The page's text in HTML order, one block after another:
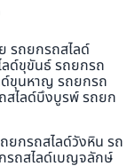
รถยกรถสไลด์
ด์ขุขันธ์ รถยกรถ
ด์ขุนหาญ รถยกรถ
สไลด์บึงบูรพ์ รถยก
ยกรถสไลด์วังหิน รถ
รถสไลด์เบญจลักษ์